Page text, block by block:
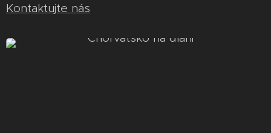
Kontaktujte nás